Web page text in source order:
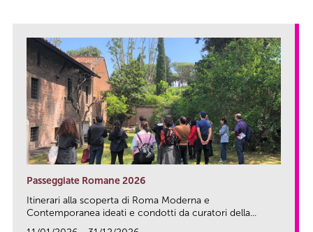
Passeggiate Romane 2026
Itinerari alla scoperta di Roma Moderna e
Contemporanea ideati e condotti da curatori della...